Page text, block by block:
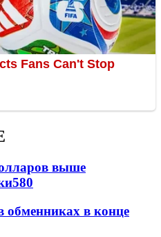
выше
580
обменниках в конце